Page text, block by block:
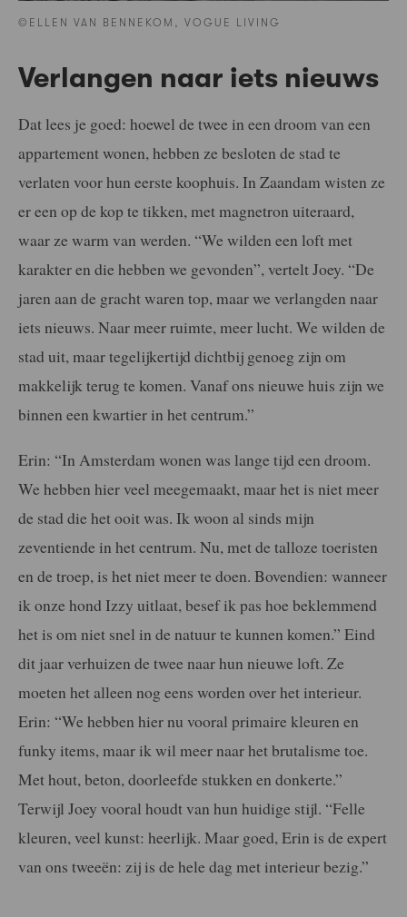
©ELLEN VAN BENNEKOM, VOGUE LIVING
Verlangen naar iets nieuws
Dat lees je goed: hoewel de twee in een droom van een
appartement wonen, hebben ze besloten de stad te
verlaten voor hun eerste koophuis. In Zaandam wisten ze
er een op de kop te tikken, met magnetron uiteraard,
waar ze warm van werden. “We wilden een loft met
karakter en die hebben we gevonden”, vertelt Joey. “De
jaren aan de gracht waren top, maar we verlangden naar
iets nieuws. Naar meer ruimte, meer lucht. We wilden de
stad uit, maar tegelijkertijd dichtbij genoeg zijn om
makkelijk terug te komen. Vanaf ons nieuwe huis zijn we
binnen een kwartier in het centrum.”
Erin: “In Amsterdam wonen was lange tijd een droom.
We hebben hier veel meegemaakt, maar het is niet meer
de stad die het ooit was. Ik woon al sinds mijn
zeventiende in het centrum. Nu, met de talloze toeristen
en de troep, is het niet meer te doen. Bovendien: wanneer
ik onze hond Izzy uitlaat, besef ik pas hoe beklemmend
het is om niet snel in de natuur te kunnen komen.” Eind
dit jaar verhuizen de twee naar hun nieuwe loft. Ze
moeten het alleen nog eens worden over het interieur.
Erin: “We hebben hier nu vooral primaire kleuren en
funky items, maar ik wil meer naar het brutalisme toe.
Met hout, beton, doorleefde stukken en donkerte.”
Terwijl Joey vooral houdt van hun huidige stijl. “Felle
kleuren, veel kunst: heerlijk. Maar goed, Erin is de expert
van ons tweeën: zij is de hele dag met interieur bezig.”